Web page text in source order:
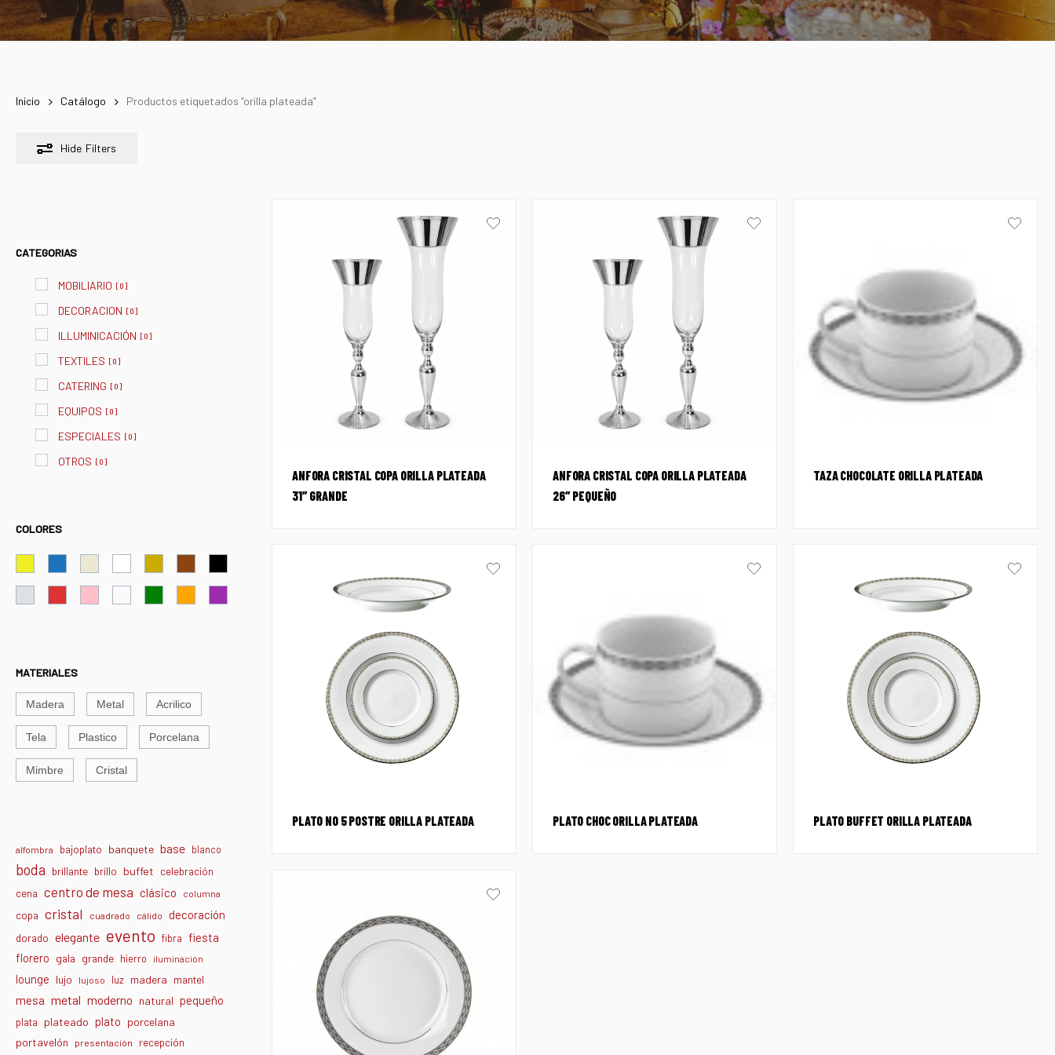
Inicio Catálogo Productos etiquetados “orilla plateada”
Hide Filters
CATEGORIAS
MOBILIARIO [0]
DECORACION [0]
ILLUMINICACIÓN [0]
TEXTILES [0]
CATERING [0]
EQUIPOS [0]
ESPECIALES [0]
OTROS [0]
COLORES
MATERIALES
Madera Metal Acrilico
Tela Plastico Porcelana
Mimbre Cristal
alfombra bajoplato banquete base blanco
boda brillante brillo buffet celebración
cena centro de mesa clásico columna
copa cristal cuadrado cálido decoración
dorado elegante evento fibra fiesta
florero gala grande hierro iluminación
lounge lujo lujoso luz madera mantel
mesa metal moderno natural pequeño
plata plateado plato porcelana
portavelón
presentación recepción
ANFORA CRISTAL COPA ORILLA PLATEADA
31″ GRANDE
ANFORA CRISTAL COPA ORILLA PLATEADA
26″ PEQUEÑO
TAZA CHOCOLATE ORILLA PLATEADA
PLATO NO 5 POSTRE ORILLA PLATEADA PLATO CHOC ORILLA PLATEADA PLATO BUFFET ORILLA PLATEADA